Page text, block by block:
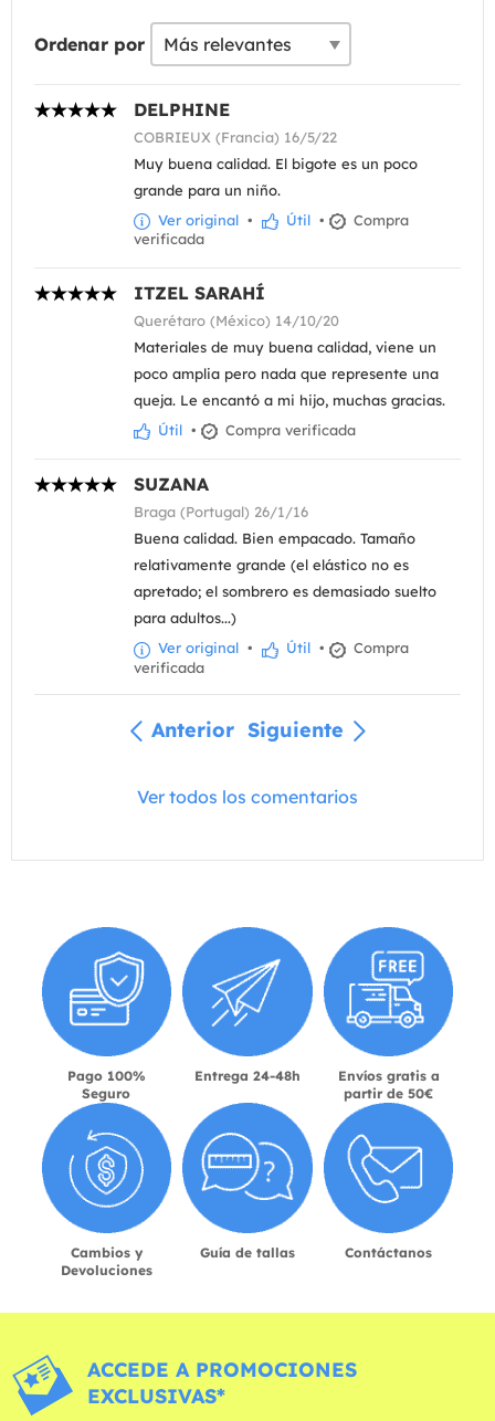
Ordenar por
DELPHINE
COBRIEUX (Francia) 16/5/22
Muy buena calidad. El bigote es un poco
grande para un niño.
Ver original • Útil •
Compra
verificada
ITZEL SARAHÍ
Querétaro (México) 14/10/20
Materiales de muy buena calidad, viene un
poco amplia pero nada que represente una
queja. Le encantó a mi hijo, muchas gracias.
Útil • Compra verificada
SUZANA
Braga (Portugal) 26/1/16
Buena calidad. Bien empacado. Tamaño
relativamente grande (el elástico no es
apretado; el sombrero es demasiado suelto
para adultos...)
Ver original • Útil •
Compra
verificada
Anterior Siguiente
Ver todos los comentarios
Pago 100%
Seguro
Entrega 24-48h
Envíos gratis a
partir de 50€
Cambios y
Devoluciones
Guía de tallas Contáctanos
ACCEDE A PROMOCIONES
EXCLUSIVAS*